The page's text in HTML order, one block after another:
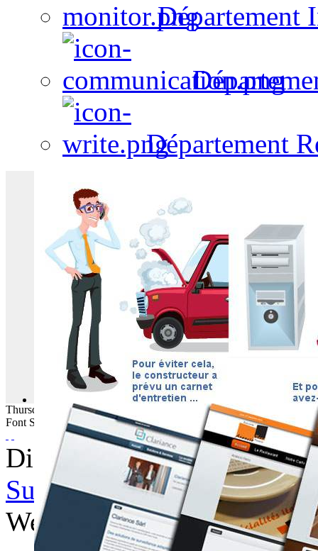
Département
Département
Thursday August 2026
Font Size
Displaying items by tag:
Subscribe to this RSS feed
Wednesday, 05 January